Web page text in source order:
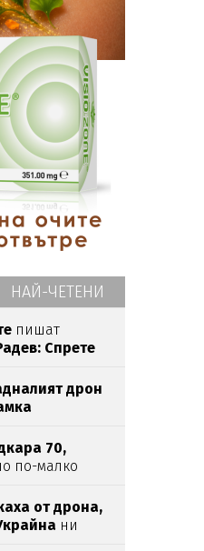
НАЙ-ЧЕТЕНИ
пишат
Спрете
дрон
70,
по-малко
от дрона,
ни